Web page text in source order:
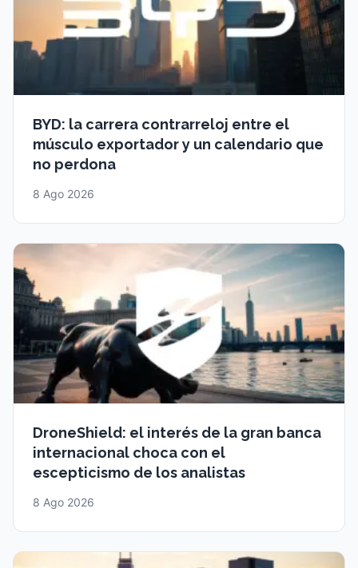
BYD: la carrera contrarreloj entre el
músculo exportador y un calendario que
no perdona
8 Ago 2026
DroneShield: el interés de la gran banca
internacional choca con el
escepticismo de los analistas
8 Ago 2026